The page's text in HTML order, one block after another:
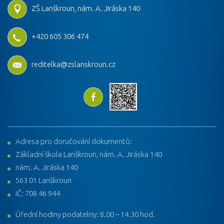
ZŠ Lanškroun, nám. A. Jiráska 140
+420 605 306 474
reditelka@zslanskroun.cz
Adresa pro doručování dokumentů:
Základní škola Lanškroun, nám. A. Jiráska 140
nám. A. Jiráska 140
563 01 Lanškroun
IČ: 708 46 944
Úřední hodiny podatelny: 8.00 – 14.30 hod.